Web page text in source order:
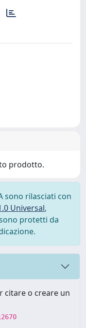
prodotto.
sono rilasciati con
Universal,
protetti da
citare o creare un